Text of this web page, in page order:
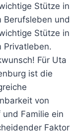
Stütze in
Berufsleben und
Stütze in
Privatleben.
Für Uta
ist die
von
und Familie ein
Faktor